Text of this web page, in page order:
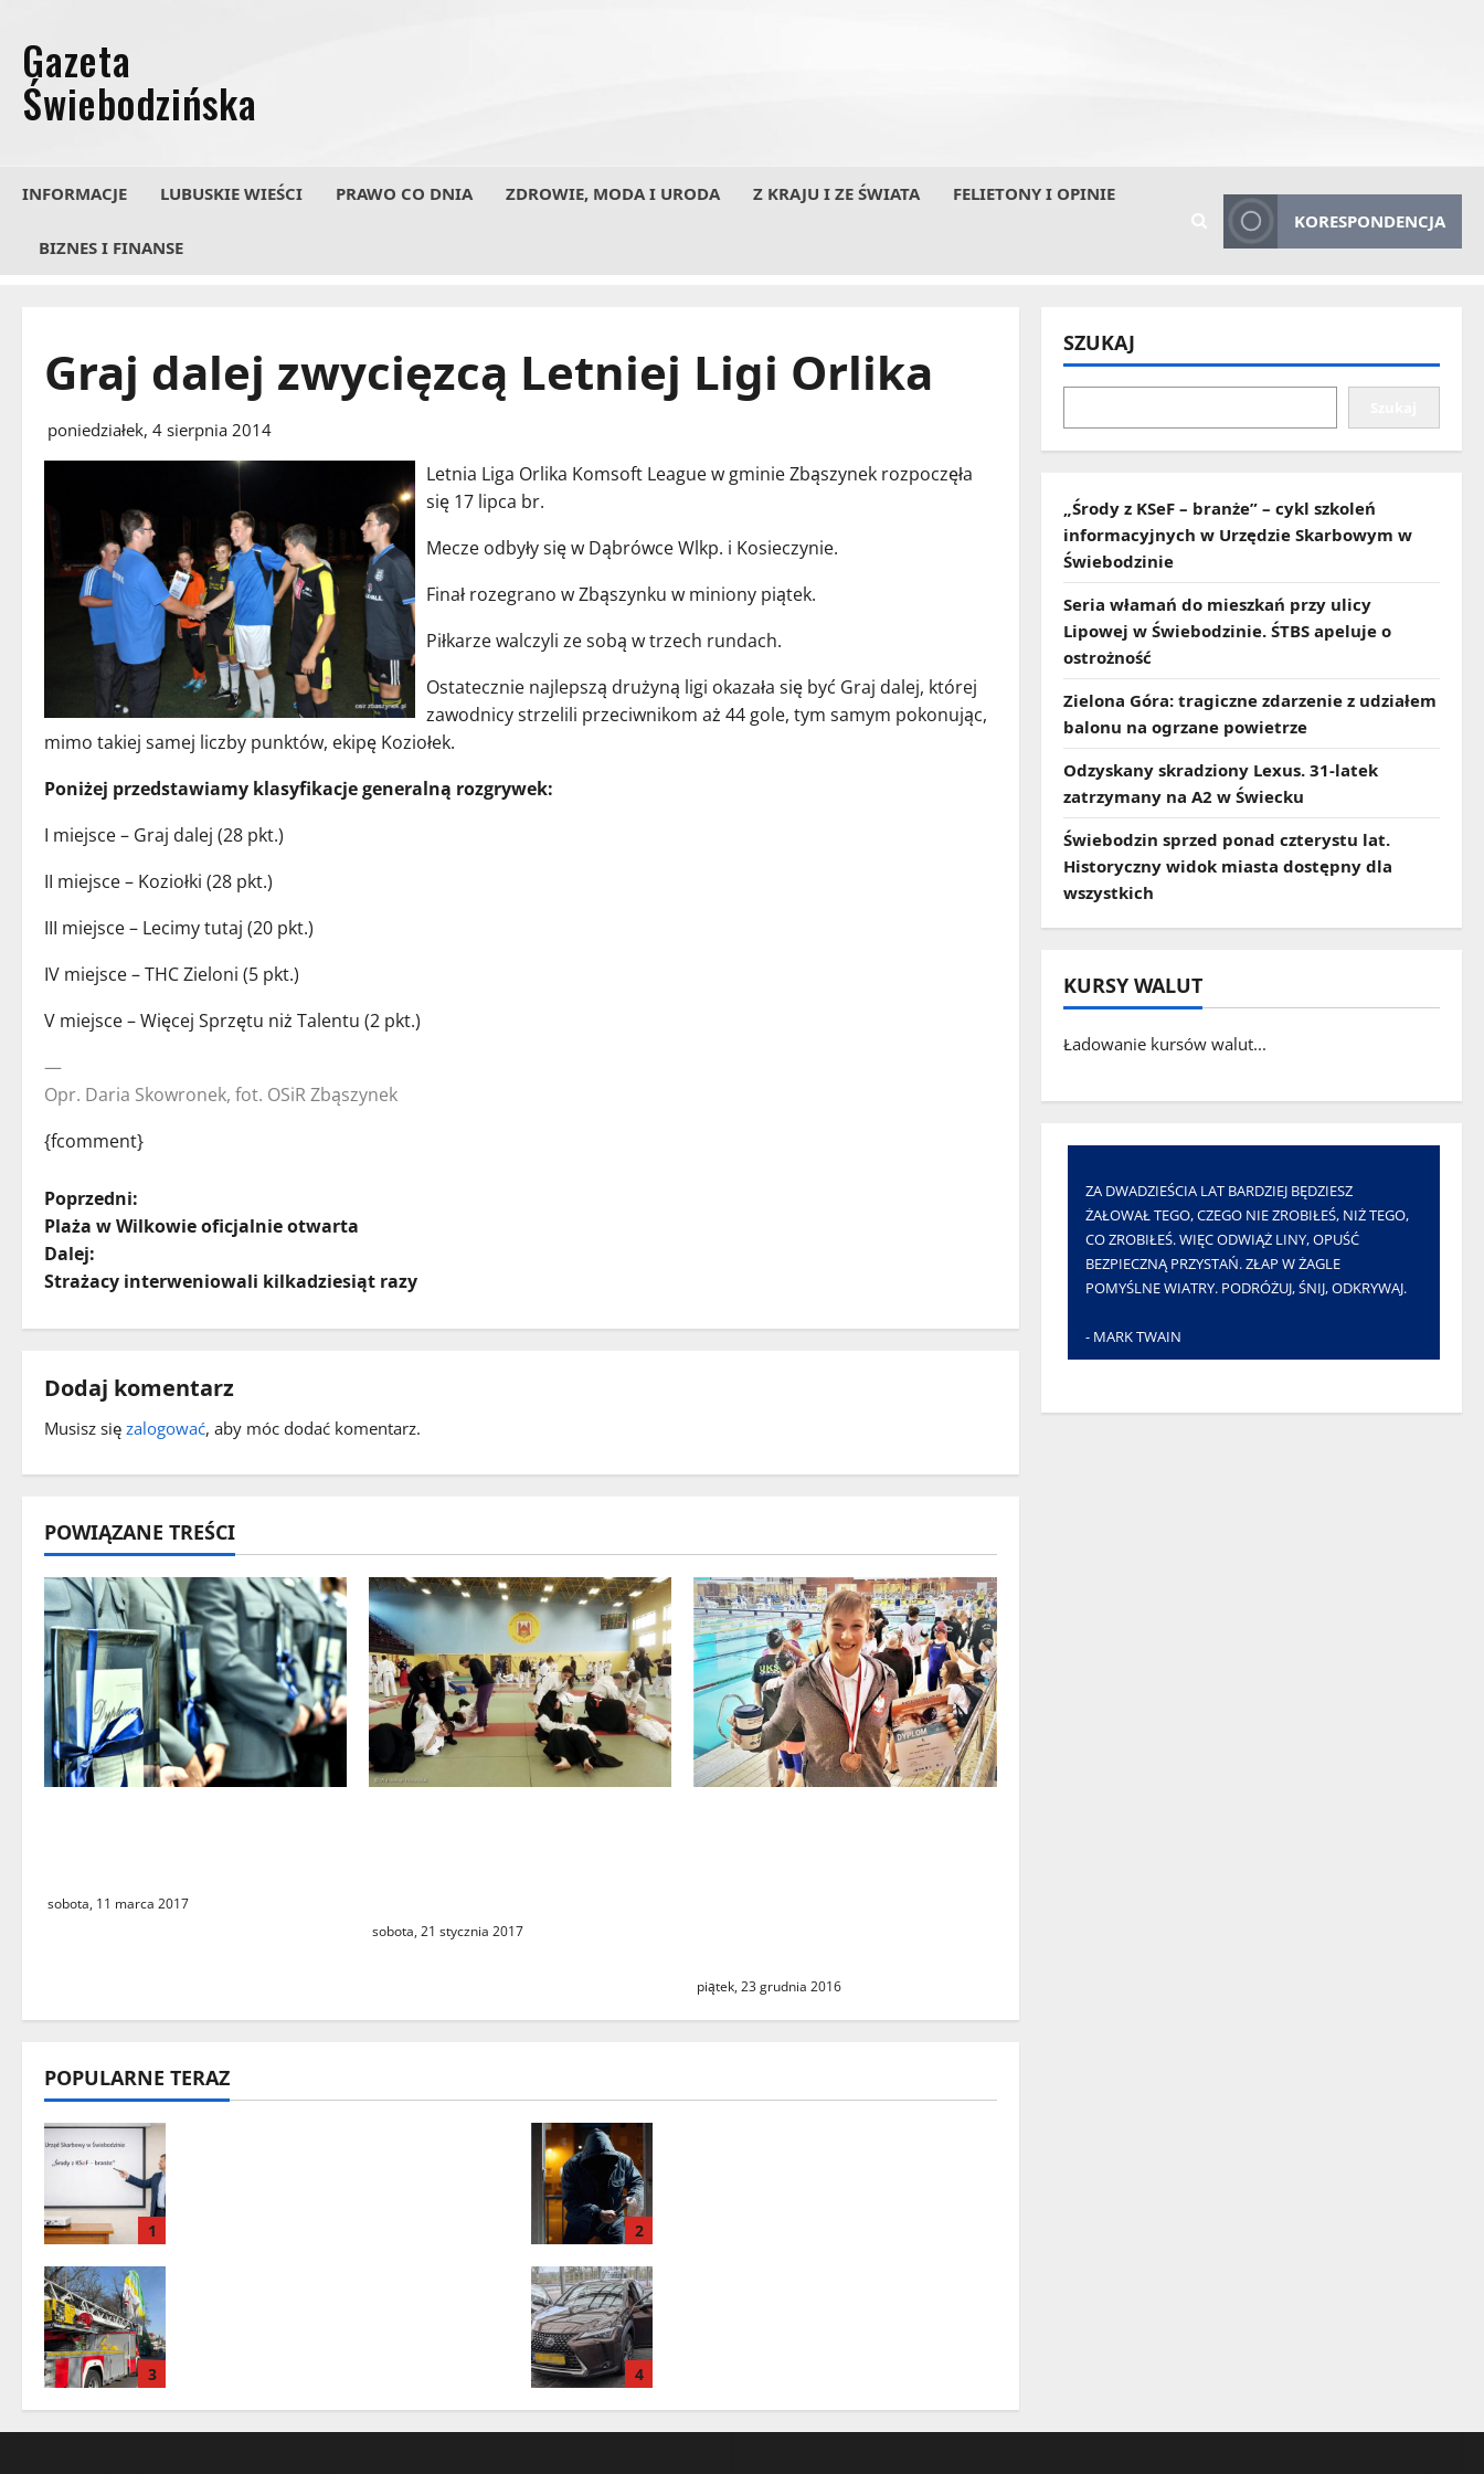
treści
INFORMACJE LUBUSKIE WIEŚCI PRAWO CO DNIA ZDROWIE, MODA I URODA Z KRAJU I ZE ŚWIATA FELIETONY I OPINIE
BIZNES I FINANSE
KORESPONDENCJA
Graj dalej zwycięzcą Letniej Ligi Orlika
poniedziałek, 4 sierpnia 2014
Letnia Liga Orlika Komsoft League w gminie Zbąszynek rozpoczęła
się 17 lipca br.
Mecze odbyły się w Dąbrówce Wlkp. i Kosieczynie.
Finał rozegrano w Zbąszynku w miniony piątek.
Piłkarze walczyli ze sobą w trzech rundach.
Ostatecznie najlepszą drużyną ligi okazała się być Graj dalej, której
zawodnicy strzelili przeciwnikom aż 44 gole, tym samym pokonując,
mimo takiej samej liczby punktów, ekipę Koziołek.
Poniżej przedstawiamy klasyfikacje generalną rozgrywek:
I miejsce – Graj dalej (28 pkt.)
II miejsce – Koziołki (28 pkt.)
III miejsce – Lecimy tutaj (20 pkt.)
IV miejsce – THC Zieloni (5 pkt.)
V miejsce – Więcej Sprzętu niż Talentu (2 pkt.)
—
Opr. Daria Skowronek, fot. OSiR Zbąszynek
{fcomment}
Z
o
b
a
c
z
w
p
i
s
y
Poprzedni:
Plaża w Wilkowie oficjalnie otwarta
Dalej:
Strażacy interweniowali kilkadziesiąt razy
Dodaj komentarz
Musisz się zalogować, aby móc dodać komentarz.
POWIĄZANE TREŚCI
sobota, 11 marca 2017
sobota, 21 stycznia 2017
piątek, 23 grudnia 2016
POPULARNE TERAZ
1 2
3 4
SZUKAJ
„Środy z KSeF – branże” – cykl szkoleń
informacyjnych w Urzędzie Skarbowym w
Świebodzinie
Seria włamań do mieszkań przy ulicy
Lipowej w Świebodzinie. ŚTBS apeluje o
ostrożność
Zielona Góra: tragiczne zdarzenie z udziałem
balonu na ogrzane powietrze
Odzyskany skradziony Lexus. 31‑latek
zatrzymany na A2 w Świecku
Świebodzin sprzed ponad czterystu lat.
Historyczny widok miasta dostępny dla
wszystkich
KURSY WALUT
Ładowanie kursów walut...
ZA DWADZIEŚCIA LAT BARDZIEJ BĘDZIESZ
ŻAŁOWAŁ TEGO, CZEGO NIE ZROBIŁEŚ, NIŻ TEGO,
CO ZROBIŁEŚ. WIĘC ODWIĄŻ LINY, OPUŚĆ
BEZPIECZNĄ PRZYSTAŃ. ZŁAP W ŻAGLE
POMYŚLNE WIATRY. PODRÓŻUJ, ŚNIJ, ODKRYWAJ.
- MARK TWAIN